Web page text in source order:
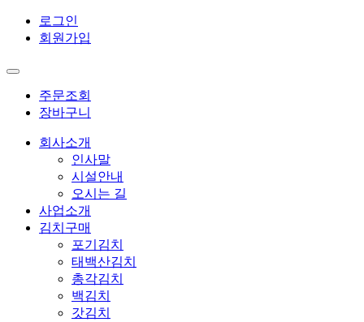
로그인
회원가입
주문조회
장바구니
회사소개
인사말
시설안내
오시는 길
사업소개
김치구매
포기김치
태백산김치
총각김치
백김치
갓김치